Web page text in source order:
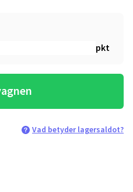
pkt
Vad betyder lagersaldot?